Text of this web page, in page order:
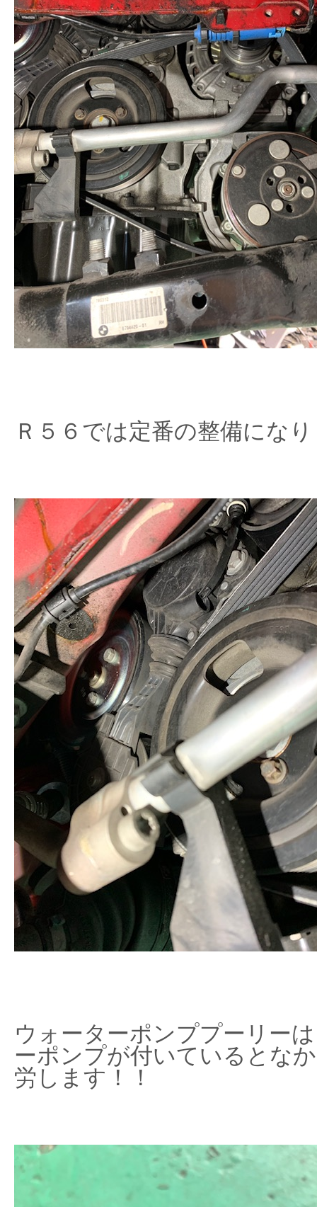
Ｒ５６では定番の整備にな
ウォーターポンププーリー
ーポンプが付いているとな
労します！！